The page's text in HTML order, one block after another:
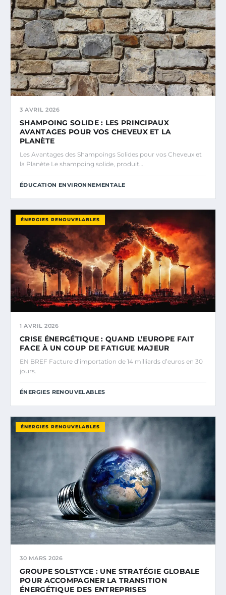
3 AVRIL 2026
SHAMPOING SOLIDE : LES PRINCIPAUX
AVANTAGES POUR VOS CHEVEUX ET LA
PLANÈTE
Les Avantages des Shampoings Solides pour vos Cheveux et
la Planète Le shampoing solide, produit…
ÉDUCATION ENVIRONNEMENTALE
ÉNERGIES RENOUVELABLES
1 AVRIL 2026
CRISE ÉNERGÉTIQUE : QUAND L’EUROPE FAIT
FACE À UN COUP DE FATIGUE MAJEUR
EN BREF Facture d’importation de 14 milliards d’euros en 30
jours.
ÉNERGIES RENOUVELABLES
ÉNERGIES RENOUVELABLES
30 MARS 2026
GROUPE SOLSTYCE : UNE STRATÉGIE GLOBALE
POUR ACCOMPAGNER LA TRANSITION
ÉNERGÉTIQUE DES ENTREPRISES